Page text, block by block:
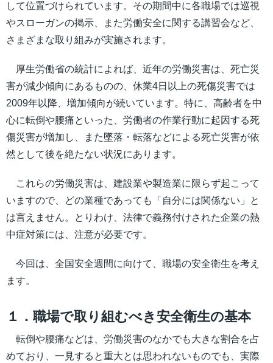
して位置づけられています。その期間中に各職場では巡視
やスローガンの掲示、また労働安全に関する講習会など、
さまざまな取り組みが実施されます。
厚生労働省の統計によれば、近年の労働災害は、死亡災
害が減少傾向にあるものの、休業4日以上の死傷災害では
2009年以降、増加傾向が続いています。特に、高齢者を中
心に転倒や腰痛といった、労働者の作業行動に起因する死
傷災害が増加し、また墜落・転落などによる死亡災害が依
然として後を絶たない状況にあります。
これらの労働災害は、建設業や製造業に限らず起こって
いますので、どの業種であっても「自分には関係ない」と
は言えません。とりわけ、法律で義務付けされた企業の熱
中症対策には、注意が必要です。
今回は、全国安全週間に向けて、職場の安全衛生を考え
ます。
１．職場で取り組むべき安全衛生の基本
転倒や腰痛などは、労働災害のなかでも大きな割合を占
めており、一見すると重大とは思われないものでも、実際